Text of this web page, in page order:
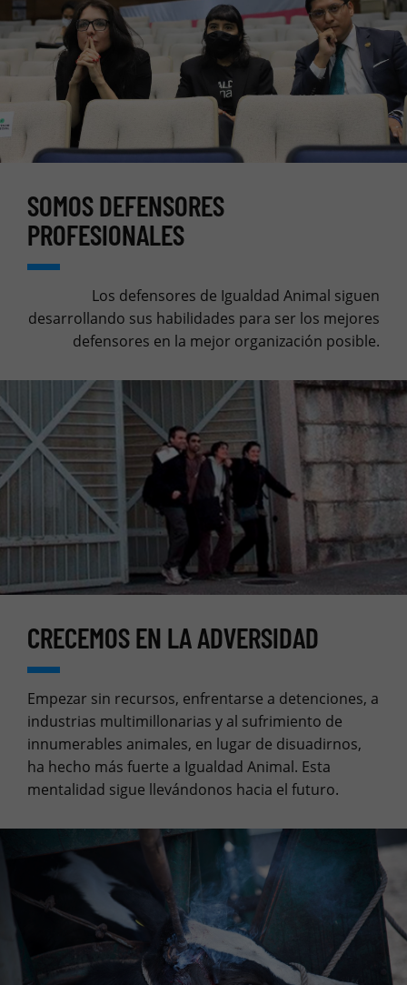
SOMOS DEFENSORES
PROFESIONALES
Los defensores de Igualdad Animal siguen
desarrollando sus habilidades para ser los mejores
defensores en la mejor organización posible.
CRECEMOS EN LA ADVERSIDAD
Empezar sin recursos, enfrentarse a detenciones, a
industrias multimillonarias y al sufrimiento de
innumerables animales, en lugar de disuadirnos,
ha hecho más fuerte a Igualdad Animal. Esta
mentalidad sigue llevándonos hacia el futuro.